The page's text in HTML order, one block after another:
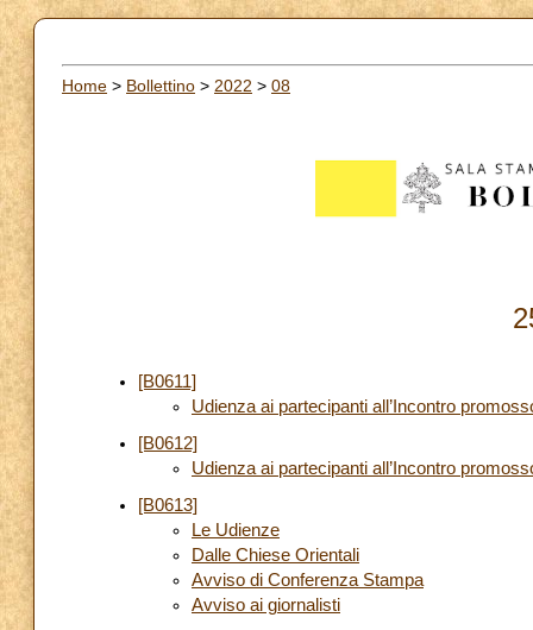
Home > Bollettino > 2022 > 08
[B0611]
Udienza ai partecipanti all’Incontro
[B0612]
Udienza ai partecipanti all’Incontro
[B0613]
Le Udienze
Dalle Chiese Orientali
Avviso di Conferenza Stampa
Avviso ai giornalisti